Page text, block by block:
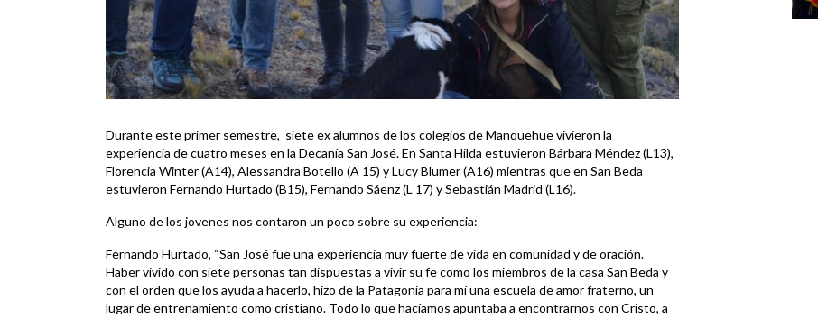
Durante este primer semestre, siete ex alumnos de los colegios de Manquehue vivieron la
experiencia de cuatro meses en la Decanía San José. En Santa Hilda estuvieron Bárbara Méndez (L13),
Florencia Winter (A14), Alessandra Botello (A 15) y Lucy Blumer (A16) mientras que en San Beda
estuvieron Fernando Hurtado (B15), Fernando Sáenz (L 17) y Sebastián Madrid (L16).
Alguno de los jovenes nos contaron un poco sobre su experiencia:
Fernando Hurtado, “San José fue una experiencia muy fuerte de vida en comunidad y de oración.
Haber vivido con siete personas tan dispuestas a vivir su fe como los miembros de la casa San Beda y
con el orden que los ayuda a hacerlo, hizo de la Patagonia para mí una escuela de amor fraterno, un
lugar de entrenamiento como cristiano. Todo lo que hacíamos apuntaba a encontrarnos con Cristo, a